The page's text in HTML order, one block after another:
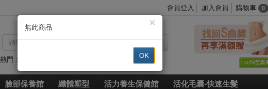
會員登入 加入會員 購物車 0
搜尋
熱門：
脈衝光超導美白奇肌青春露 久賜良吾 速燃代謝 速窈卡尼酸左旋肉鹼
臉部保養館 纖體塑型 活力養生保健館 活化毛囊-快速生髮
×
無此商品
OK